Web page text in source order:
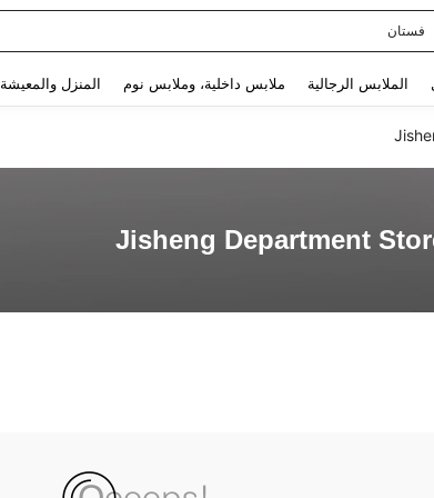
فستان
الملابس الرجالية ملابس داخلية، وملابس نوم المنزل والمعيشة
Jisheng Department